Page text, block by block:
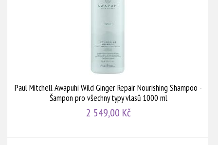
Paul Mitchell Awapuhi Wild Ginger Repair Nourishing Shampoo -
Šampon pro všechny typy vlasů 1000 ml
2 549,00 Kč